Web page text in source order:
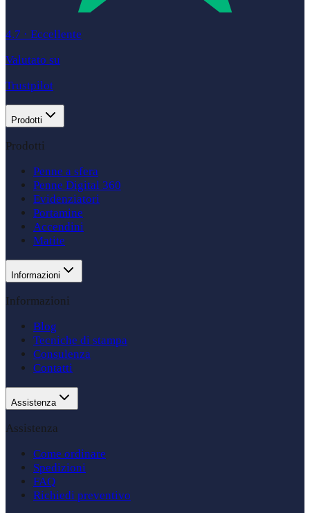
4.7 · Eccellente
Valutato su
Trustpilot
Prodotti
Prodotti
Penne a sfera
Penne Digital 360
Evidenziatori
Portamine
Accendini
Matite
Informazioni
Informazioni
Blog
Tecniche di stampa
Consulenza
Contatti
Assistenza
Assistenza
Come ordinare
Spedizioni
FAQ
Richiedi preventivo